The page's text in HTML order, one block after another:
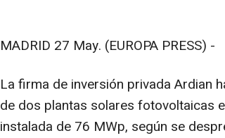
MADRID 27 May. (EUROPA PRESS) -
La firma de inversión privada Ardian
de dos plantas solares fotovoltaicas
instalada de 76 MWp, según se